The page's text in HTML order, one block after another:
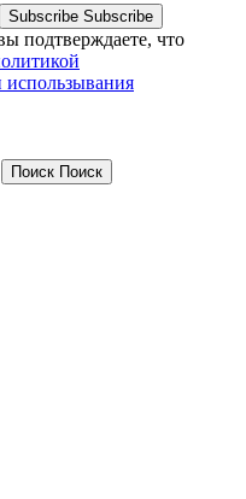
Subscribe Subscribe
подтверждаете, что
использывания
Поиск Поиск